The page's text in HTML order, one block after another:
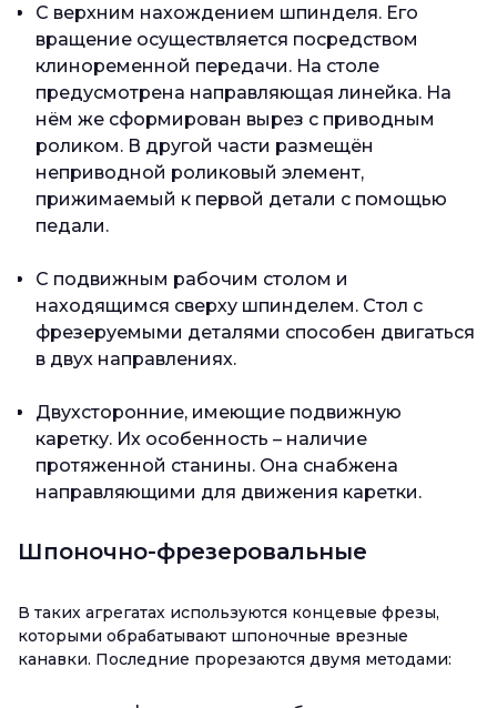
С верхним нахождением шпинделя. Его
вращение осуществляется посредством
клиноременной передачи. На столе
предусмотрена направляющая линейка. На
нём же сформирован вырез с приводным
роликом. В другой части размещён
неприводной роликовый элемент,
прижимаемый к первой детали с помощью
педали.
С подвижным рабочим столом и
находящимся сверху шпинделем. Стол с
фрезеруемыми деталями способен двигаться
в двух направлениях.
Двухсторонние, имеющие подвижную
каретку. Их особенность – наличие
протяженной станины. Она снабжена
направляющими для движения каретки.
Шпоночно-фрезеровальные
В таких агрегатах используются концевые фрезы,
которыми обрабатывают шпоночные врезные
канавки. Последние прорезаются двумя методами: